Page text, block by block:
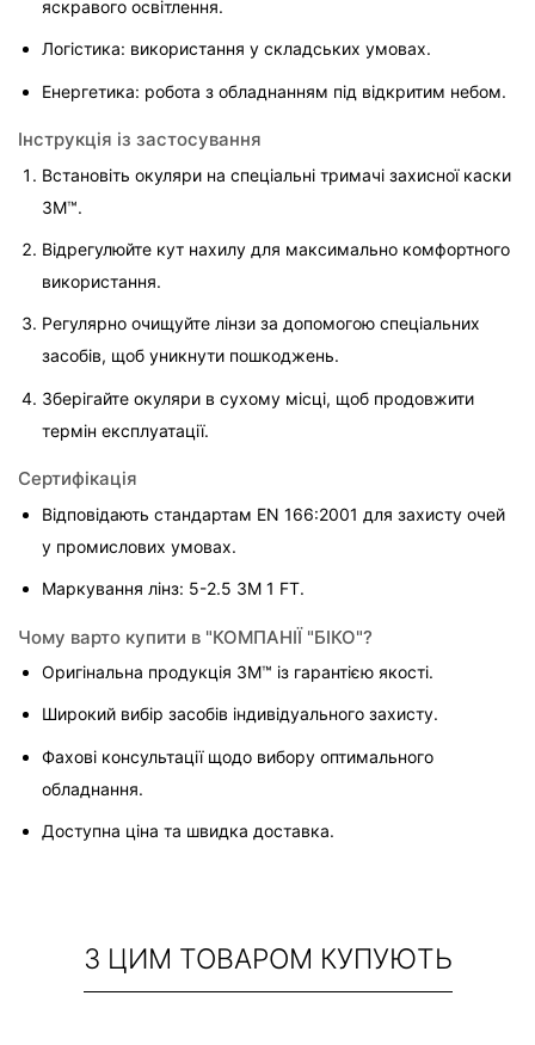
яскравого освітлення.
Логістика: використання у складських умовах.
Енергетика: робота з обладнанням під відкритим небом.
Інструкція із застосування
Встановіть окуляри на спеціальні тримачі захисної каски
3M™.
Відрегулюйте кут нахилу для максимально комфортного
використання.
Регулярно очищуйте лінзи за допомогою спеціальних
засобів, щоб уникнути пошкоджень.
Зберігайте окуляри в сухому місці, щоб продовжити
термін експлуатації.
Сертифікація
Відповідають стандартам EN 166:2001 для захисту очей
у промислових умовах.
Маркування лінз: 5-2.5 3M 1 FT.
Чому варто купити в "КОМПАНІЇ "БІКО"?
Оригінальна продукція 3M™ із гарантією якості.
Широкий вибір засобів індивідуального захисту.
Фахові консультації щодо вибору оптимального
обладнання.
Доступна ціна та швидка доставка.
З ЦИМ ТОВАРОМ КУПУЮТЬ